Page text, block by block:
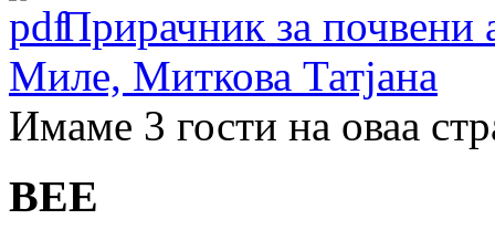
Прирачник за почвени
Миле, Миткова Татјана
Имаме 3 гости на оваа
BEE